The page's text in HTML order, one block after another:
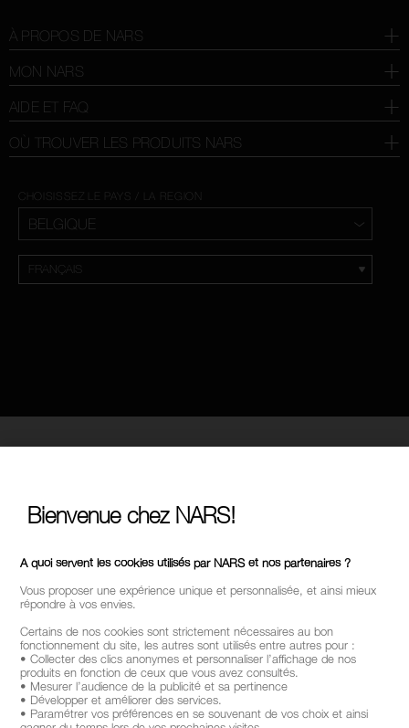
À PROPOS DE NARS
MON NARS
AIDE ET FAQ
OÙ TROUVER LES PRODUITS NARS
CHOISISSEZ LE PAYS / LA REGION
Bienvenue chez NARS!
A quoi servent les cookies utilisés par NARS et nos partenaires ?
Vous proposer une expérience unique et personnalisée, et ainsi mieux
répondre à vos envies.
Certains de nos cookies sont strictement nécessaires au bon
fonctionnement du site, les autres sont utilisés entre autres pour :
• Collecter des clics anonymes et personnaliser l’affichage de nos
produits en fonction de ceux que vous avez consultés.
• Mesurer l’audience de la publicité et sa pertinence
• Développer et améliorer des services.
• Paramétrer vos préférences en se souvenant de vos choix et ainsi